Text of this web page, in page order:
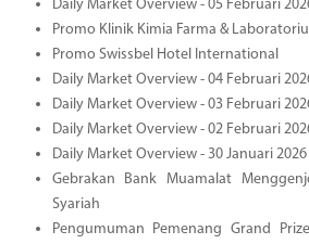
Daily Market Overview - 05 Februari
Promo Klinik Kimia Farma &
Promo Swissbel Hotel International
Daily Market Overview - 04 Februari
Daily Market Overview - 03 Februari
Daily Market Overview - 02 Februari
Daily Market Overview - 30 Januari 2026
Gebrakan Bank Muamalat
Syariah
Pengumuman Pemenang Grand